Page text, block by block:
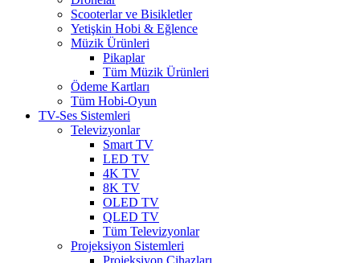
Scooterlar ve Bisikletler
Yetişkin Hobi & Eğlence
Müzik Ürünleri
Pikaplar
Tüm Müzik Ürünleri
Ödeme Kartları
Tüm Hobi-Oyun
TV-Ses Sistemleri
Televizyonlar
Smart TV
LED TV
4K TV
8K TV
OLED TV
QLED TV
Tüm Televizyonlar
Projeksiyon Sistemleri
Projeksiyon Cihazları